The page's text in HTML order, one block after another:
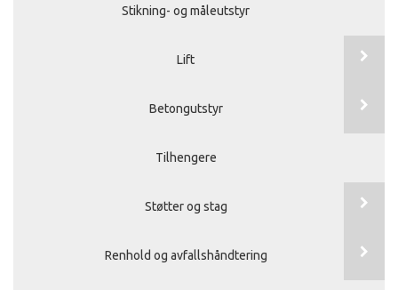
Stikning- og måleutstyr
Lift
Betongutstyr
Tilhengere
Støtter og stag
Renhold og avfallshåndtering